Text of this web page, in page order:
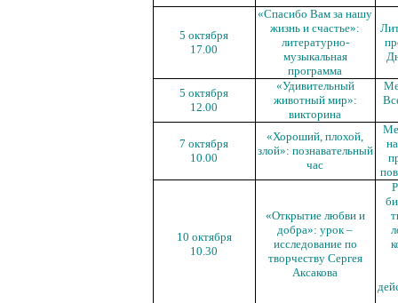
5 октября
17.00
«Спасибо Вам за нашу
жизнь и счастье»:
литературно-
музыкальная
программа
5 октября
12.00
«Удивительный
животный мир»:
викторина
7 октября
10.00
«Хороший, плохой,
злой»: познавательный
час
10 октября
10.30
«Открытие любви и
добра»: урок –
исследование по
творчеству Сергея
Аксакова